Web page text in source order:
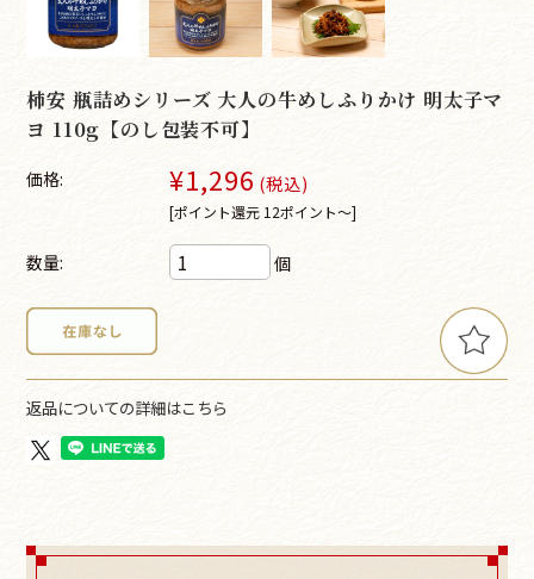
柿安 瓶詰めシリーズ 大人の牛めしふりかけ 明太子マ
ヨ 110g【のし包装不可】
価格: ¥1,296 (税込)
[ポイント還元 12ポイント～]
数量: 個
返品についての詳細はこちら